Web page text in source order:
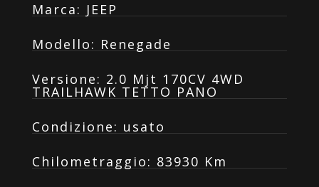
Marca: JEEP
Modello: Renegade
Versione: 2.0 Mjt 170CV 4WD
TRAILHAWK TETTO PANO
Condizione: usato
Chilometraggio: 83930 Km